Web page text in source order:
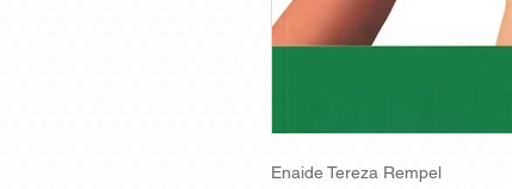
Enaide Tereza Rempel